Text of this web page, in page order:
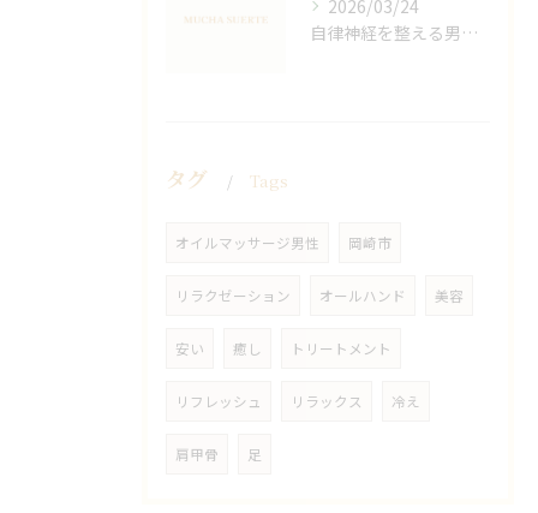
2026/03/24
自律神経を整える男性オイルマッサージ
タグ Tags
オイルマッサージ男性 岡崎市
リラクゼーション オールハンド 美容
安い 癒し トリートメント
リフレッシュ リラックス 冷え
肩甲骨 足